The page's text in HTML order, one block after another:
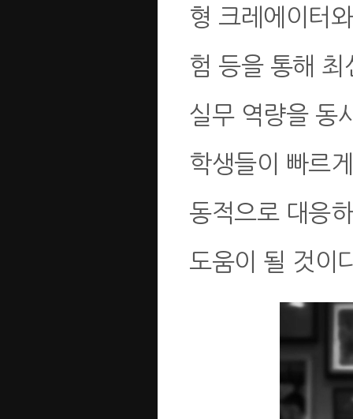
형 크레에이터
험 등을 통해 최
실무 역량을 동
학생들이 빠르
동적으로 대응
도움이 될 것이